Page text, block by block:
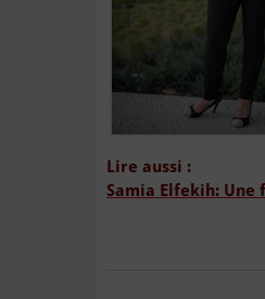
Lire aussi :
Samia Elfekih: